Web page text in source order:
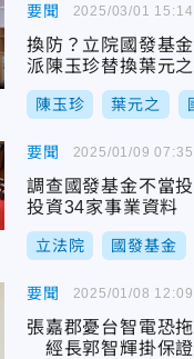
要聞
換防？立院國發基
派陳玉珍替換葉元之
陳玉珍 葉元之
2025/03/01 15:14
要聞
調查國發基金不當
投資34家事業資料
立法院 國發基金
2025/01/09 07:35
要聞
張嘉郡憂台智電恐
經長郭智輝掛保
2025/01/08 12:09